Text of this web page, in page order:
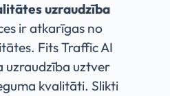
uzraudzība
ir atkarīgas no
Fits Traffic AI
uzraudzība uztver
kvalitāti. Slikti